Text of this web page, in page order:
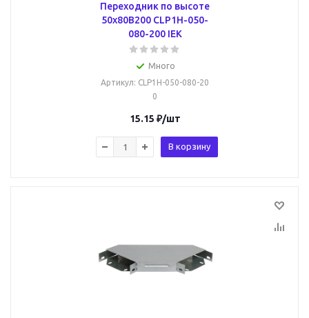
Переходник по высоте
50х80B200 CLP1H-050-
080-200 IEK
Много
Артикул: CLP1H-050-080-20
0
15.15 ₽/шт
В корзину